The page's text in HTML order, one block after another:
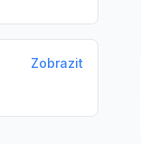
Zobrazit